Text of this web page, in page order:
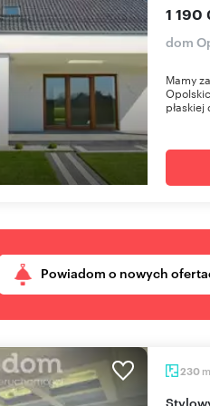
1 190
dom
Mamy
Powiadom o nowych
230 m
Stylowy dom 230 m² z ogrodem i tarasem - cisza i